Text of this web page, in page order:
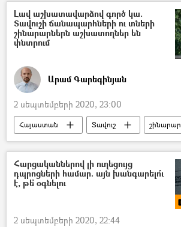
Օլգա Բուզովա
ինստագրամ
երեխա
Լուսանկար
Լավ աշխատավարձով գործ կա.
Տավուշի ճանապարհների ու տների
շինարարներն աշխատողներ են
փնտրում
Արամ Գարեգինյան
2 սեպտեմբերի 2020, 23:00
Հայաստան Տավուշ
շինարար
շինարարություն
աշխատանք
աշխատատեղ
աշխատավարձ
Հարցականներով լի ուղեցույց
դպրոցների համար. այն խանգարելո՞ւ
է, թե՞ օգնելու
2 սեպտեմբերի 2020, 22:44